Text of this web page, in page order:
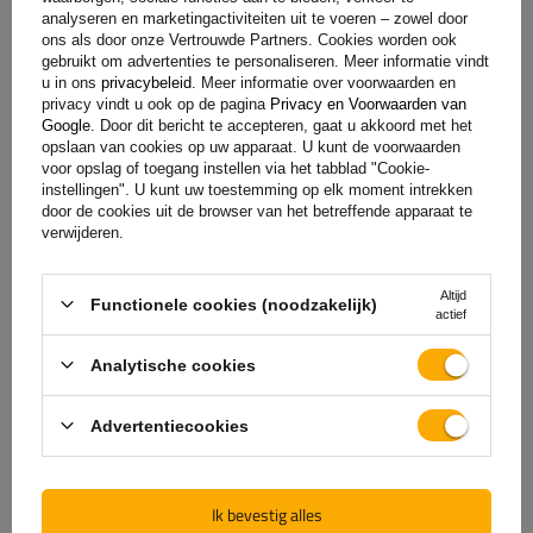
De officiële webshop van
de fabrikant
GARANTIE OP KWALITEIT EN AUTHENTICITEIT
Als u bijUNITRAILERkoopt, kiest u ervoor om
rechtstreeks bij de fabrikant te kopen. U bent er
de transactie volledig veilig is. Wij ontwerpen en
analyseren en marketingactiviteiten uit te voeren – zowel door
ons als door onze Vertrouwde Partners. Cookies worden ook
gebruikt om advertenties te personaliseren. Meer informatie vindt
u in ons privacybeleid . Meer informatie over voorwaarden en
privacy vindt u ook op de pagina Privacy en Voorwaarden van
Google . Door dit bericht te accepteren, gaat u akkoord met het
opslaan van cookies op uw apparaat. U kunt de voorwaarden
voor opslag of toegang instellen via het tabblad "Cookie-
instellingen". U kunt uw toestemming op elk moment intrekken
door de cookies uit de browser van het betreffende apparaat te
verwijderen.
Functionele cookies (noodzakelijk)
Altijd
actief
Analytische cookies
Advertentiecookies
Ik bevestig alles